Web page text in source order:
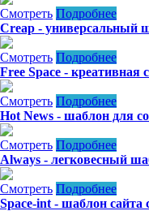
Смотреть Подробнее
Creap - универсальный
Смотреть Подробнее
Free Space - креативная
Смотреть Подробнее
Hot News - шаблон для
Смотреть Подробнее
Always - легковесный
Смотреть Подробнее
Space-int - шаблон